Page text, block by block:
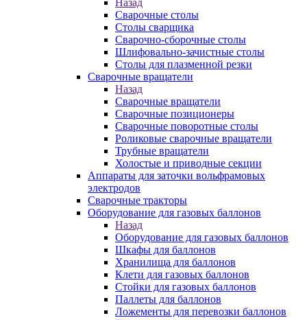
Назад
Сварочные столы
Столы сварщика
Сварочно-сборочные столы
Шлифовально-зачистные столы
Столы для плазменной резки
Сварочные вращатели
Назад
Сварочные вращатели
Сварочные позиционеры
Сварочные поворотные столы
Роликовые сварочные вращатели
Трубные вращатели
Холостые и приводные секции
Аппараты для заточки вольфрамовых
электродов
Сварочные тракторы
Оборудование для газовых баллонов
Назад
Оборудование для газовых баллонов
Шкафы для баллонов
Хранилища для баллонов
Клети для газовых баллонов
Стойки для газовых баллонов
Паллеты для баллонов
Ложементы для перевозки баллонов